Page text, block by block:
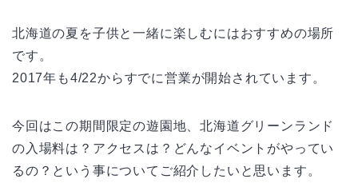
北海道の夏を子供と一緒に楽しむにはおすすめの場所
です。
2017年も4/22からすでに営業が開始されています。
今回はこの期間限定の遊園地、北海道グリーンランド
の入場料は？アクセスは？どんなイベントがやってい
るの？という事についてご紹介したいと思います。